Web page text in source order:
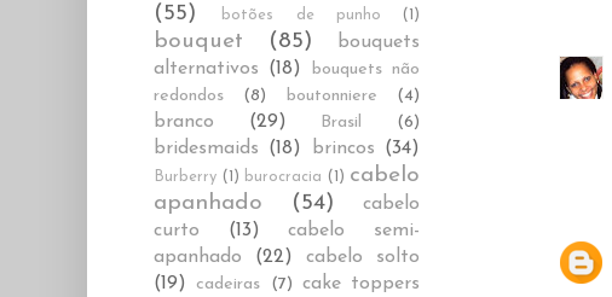
(55)
botões de punho (1)
bouquet (85)
bouquets
alternativos
(18)
bouquets não
redondos
(8) boutonniere (4)
branco (29) Brasil (6)
bridesmaids (18) brincos (34)
Burberry (1) burocracia (1) cabelo
apanhado
(54)
cabelo
curto
(13)
cabelo semi-
apanhado
(22)
cabelo solto
(19)
cadeiras (7) cake toppers